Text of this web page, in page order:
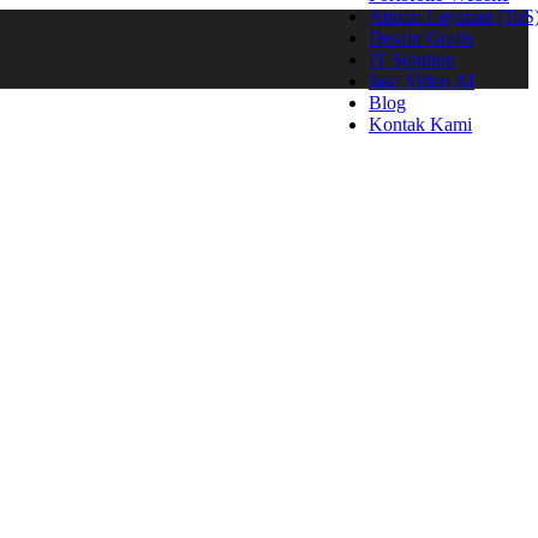
Aturan Layanan
Desain Grafis
IT Solution
Jasa Video AI
Blog
Kontak Kami